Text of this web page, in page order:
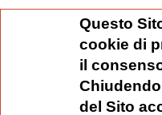
Questo
cookie di
il
del Sito